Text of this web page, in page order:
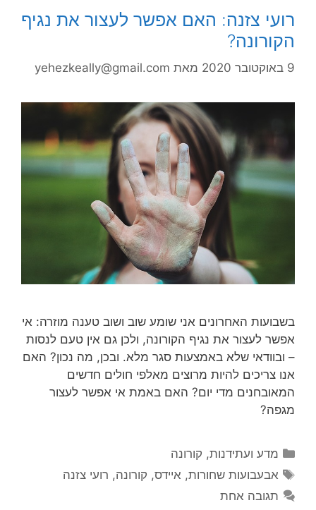
רועי צזנה: האם אפשר לעצור את נגיף
הקורונה?
9 באוקטובר 2020 מאת yehezkeally@gmail.com
בשבועות האחרונים אני שומע שוב ושוב טענה מוזרה: אי
אפשר לעצור את נגיף הקורונה, ולכן גם אין טעם לנסות
– ובוודאי שלא באמצעות סגר מלא. ובכן, מה נכון? האם
אנו צריכים להיות מרוצים מאלפי חולים חדשים
המאובחנים מדי יום? האם באמת אי אפשר לעצור
מגפה?
קטגוריות
מדע ועתידנות, קורונה
תגיות
אבעבועות שחורות, איידס, קורונה, רועי צזנה
תגובה אחת